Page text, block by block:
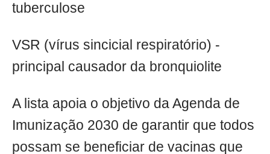
tuberculose
VSR (vírus sincicial respiratório) -
principal causador da bronquiolite
A lista apoia o objetivo da Agenda de
Imunização 2030 de garantir que todos
possam se beneficiar de vacinas que